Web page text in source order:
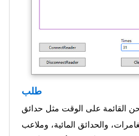
طلب
القائمة على الوقت مثل حدائق
والحدائق المائية، وملاعب